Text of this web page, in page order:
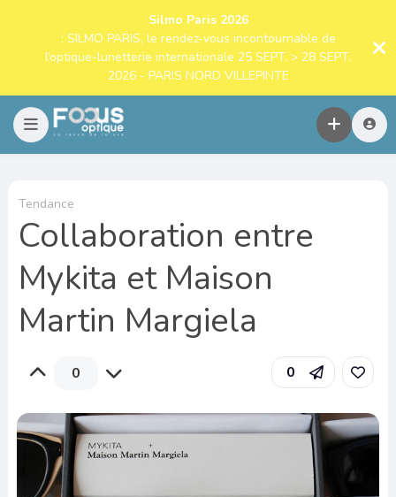
Silmo Paris 2026
: SILMO PARIS, le rendez-vous incontournable de
l’optique-lunetterie internationale 25 SEPT. > 28 SEPT.
2026 - PARIS NORD VILLEPINTE
Tendance
Collaboration entre
Mykita et Maison
Martin Margiela
0 0